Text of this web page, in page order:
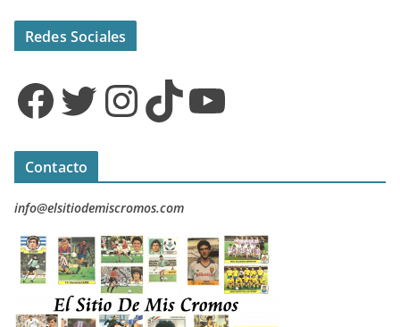
Redes Sociales
Facebook Twitter InstagramTikTok YouTube
Contacto
info@elsitiodemiscromos.com